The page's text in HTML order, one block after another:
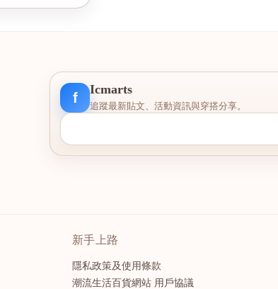
f
Icmarts
追蹤最新貼文、活動資訊與穿搭分享。
新手上路
隱私政策及使用條款
潮流生活百貨網站 用戶協議